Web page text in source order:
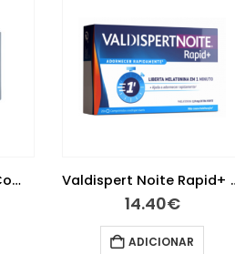
Valdispert Noite 60 Comprimidos Valdispert
14.40€
ADICIONAR